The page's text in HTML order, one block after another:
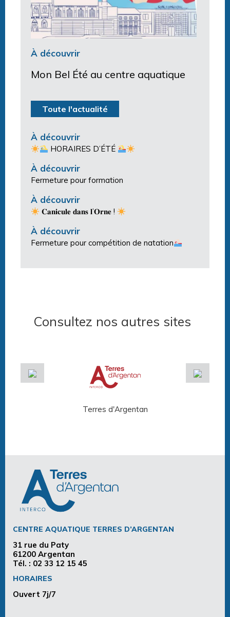
À découvrir
Mon Bel Été au centre aquatique
Toute l'actualité
À découvrir
HORAIRES D’ÉTÉ
À découvrir
Fermeture pour formation
À découvrir
𝐂𝐚𝐧𝐢𝐜𝐮𝐥𝐞 𝐝𝐚𝐧𝐬 𝐥’𝐎𝐫𝐧𝐞 !
À découvrir
Fermeture pour compétition de natation
Consultez nos autres sites
Terres d'Argentan
CENTRE AQUATIQUE TERRES D’ARGENTAN
31 rue du Paty
61200 Argentan
Tél. : 02 33 12 15 45
HORAIRES
Ouvert 7j/7